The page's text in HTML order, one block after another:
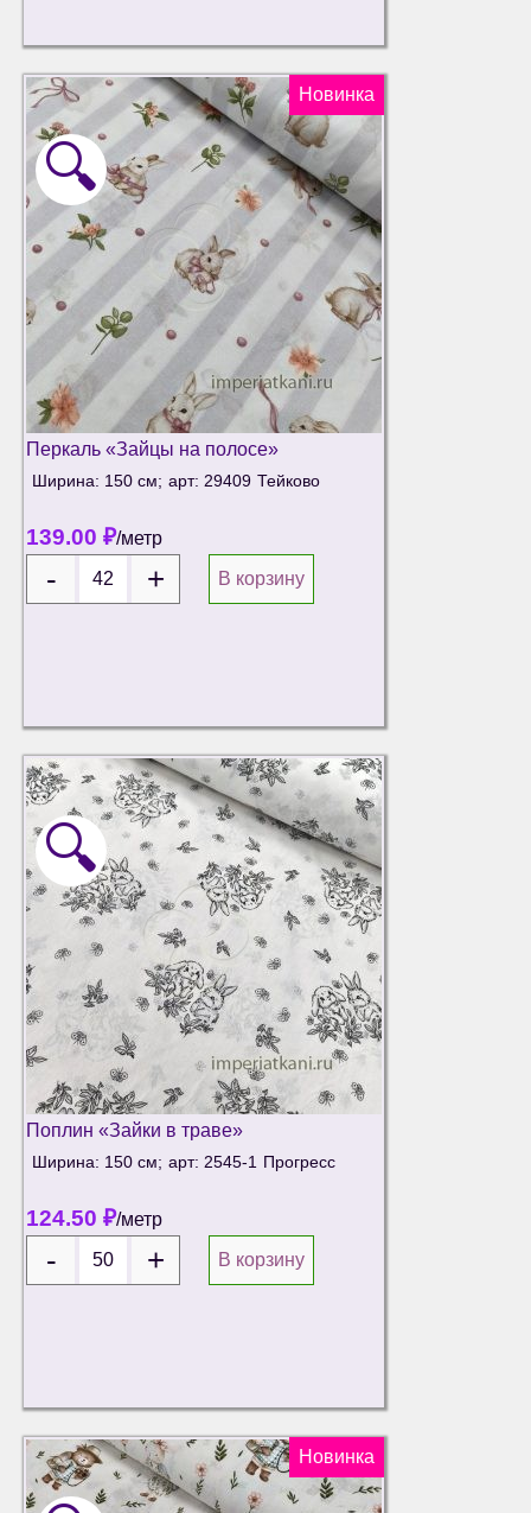
🔍
Новинка
Перкаль «Зайцы на полосе»
Ширина: 150 см; арт: 29409 Тейково
139.00 ₽/метр
В корзину
🔍
Поплин «Зайки в траве»
Ширина: 150 см; арт: 2545-1 Прогресс
124.50 ₽/метр
В корзину
Новинка